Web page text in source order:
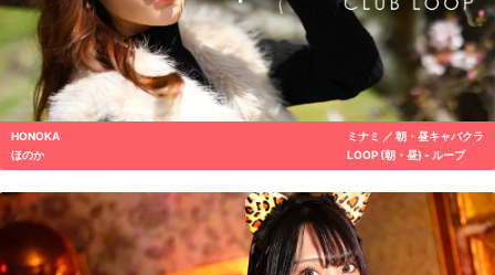
HONOKA
ほのか
ミナミ ／ 朝・昼キャバクラ
LOOP (朝・昼) - ループ